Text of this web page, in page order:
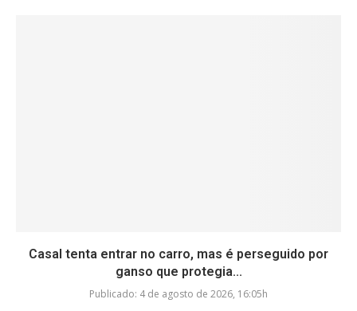
Casal tenta entrar no carro, mas é perseguido por
ganso que protegia...
Publicado: 4 de agosto de 2026, 16:05h